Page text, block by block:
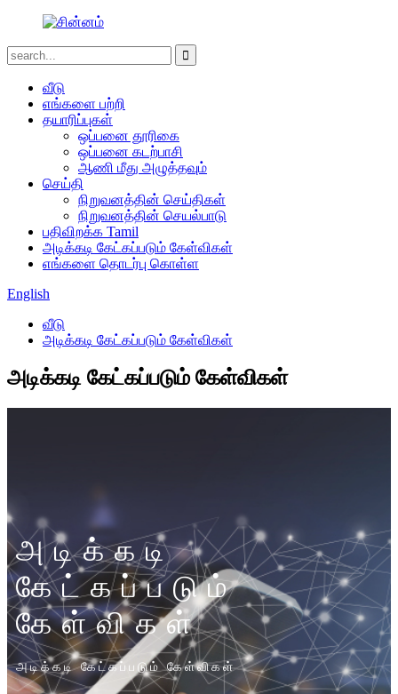
வீடு
எங்களை பற்றி
தயாரிப்புகள்
ஒப்பனை தூரிகை
ஒப்பனை கடற்பாசி
ஆணி மீது அழுத்தவும்
செய்தி
நிறுவனத்தின் செய்திகள்
நிறுவனத்தின் செயல்பாடு
பதிவிறக்க Tamil
அடிக்கடி கேட்கப்படும் கேள்விகள்
எங்களை தொடர்பு கொள்ள
English
வீடு
அடிக்கடி கேட்கப்படும் கேள்விகள்
அடிக்கடி கேட்கப்படும் கேள்விகள்
அடிக்கடி
கேட்கப்படும்
கேள்விகள்
அடிக்கடி கேட்கப்படும் கேள்விகள்